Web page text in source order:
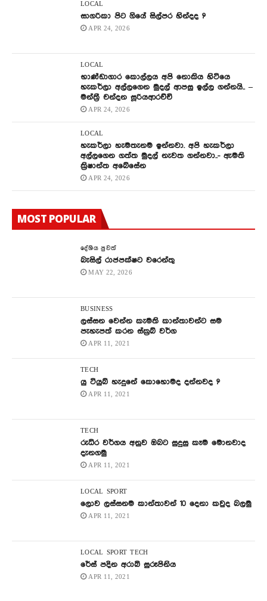
LOCAL
සාගරිකා පිට ගියේ සිල්පර හින්දද ?
APR 24, 2026
LOCAL
භාණ්ඩාගාර කොල්ලය අපි නොකිය හිටියෙ
හැකර්ලා අල්ලගෙන මුදල් ආපසු ඉල්ල ගන්නයි.. –
මන්ත්‍රී චන්දන සූරියආරච්චි
APR 24, 2026
LOCAL
හැකර්ලා හැමතැනම ඉන්නවා. අපි හැකර්ලා
අල්ලගෙන ගත්ත මුදල් නැවත ගන්නවා..- ඇමති
ක්‍රිෂාන්ත අබේසේන
APR 24, 2026
MOST POPULAR
දේශිය පුවත්
බැසිල් රාජපක්ෂට වරෙන්තු
MAY 22, 2026
BUSINESS
ලස්සන වෙන්න කැමති කාන්තාවන්ට සම
පැහැපත් කරන ස්ක්‍රබ් වර්ග
APR 11, 2021
TECH
යු ටියුබ් හැදුනේ කොහොමද දන්නවද ?
APR 11, 2021
TECH
රුධිර වර්ගය අනුව ඔබට සුදුසු කෑම මොනවාද
දැනගමු
APR 11, 2021
LOCAL SPORT
ලොව ලස්සනම කාන්තාවන් 10 දෙනා කවුද බලමු
APR 11, 2021
LOCAL SPORT TECH
රේස් පදින අරාබි සුරූපිනිය
APR 11, 2021